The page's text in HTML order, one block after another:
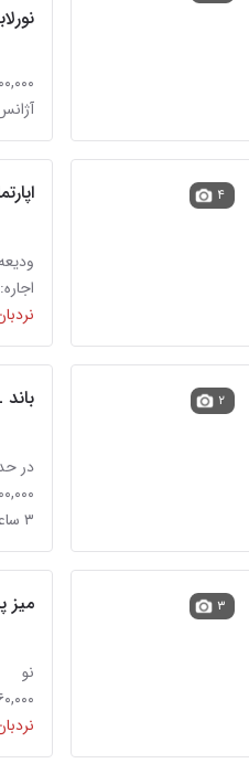
۴ اپارتمان ۵۵ متری نزدیک به
ودیعه: ۶۰۰,۰۰۰,۰۰۰
اجاره: ۳۰,۰۰۰,۰۰۰ تومان
۲ باند JBL اکتیو ۱۵ اینج Srx815
در
۳ ساعت پیش در درب دوم
۳ میز
نو
۶۰,۰۰۰